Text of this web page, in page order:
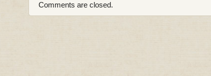
Comments are closed.